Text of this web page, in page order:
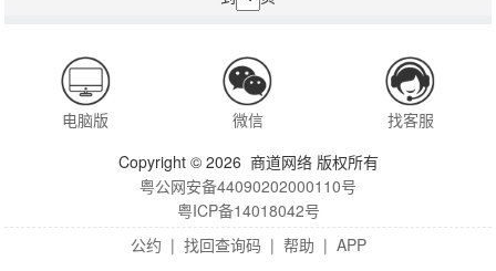
电脑版 微信
找客服
Copyright © 2026 商道网络 版权所有
粤公网安备44090202000110号
粤ICP备14018042号
公约 | 找回查询码 | 帮助 | APP